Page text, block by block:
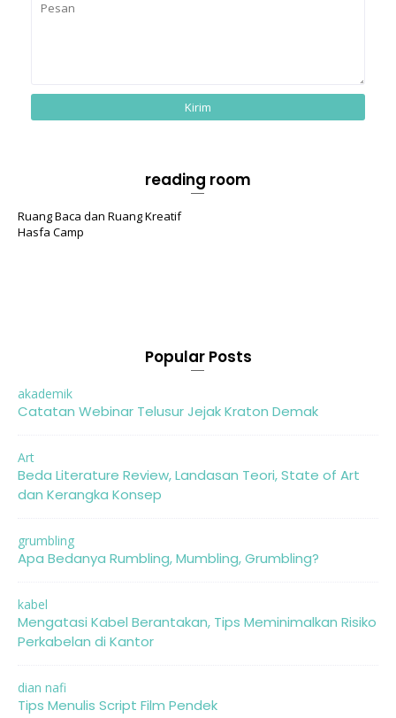
reading room
Ruang Baca dan Ruang Kreatif
Hasfa Camp
Popular Posts
akademik
Catatan Webinar Telusur Jejak Kraton Demak
Art
Beda Literature Review, Landasan Teori, State of Art
dan Kerangka Konsep
grumbling
Apa Bedanya Rumbling, Mumbling, Grumbling?
kabel
Mengatasi Kabel Berantakan, Tips Meminimalkan Risiko
Perkabelan di Kantor
dian nafi
Tips Menulis Script Film Pendek